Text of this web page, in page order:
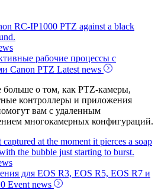
рабочие процессы с
Canon PTZ Latest news
больше о том, как PTZ-камеры,
контроллеры и приложения
вам с удаленным
многокамерных конфигураций.
для EOS R3, EOS R5, EOS R7 и
Event news